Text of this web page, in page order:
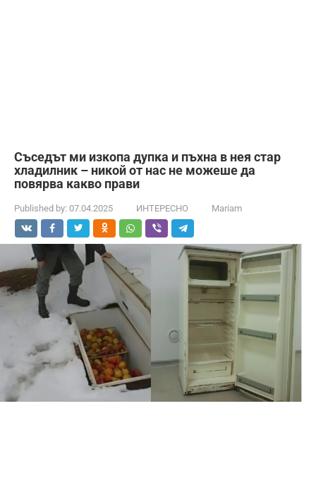
Съседът ми изкопа дупка и пъхна в нея стар
хладилник – никой от нас не можеше да
повярва какво прави
Published by: 07.04.2025 ИНТЕРЕСНО Mariam